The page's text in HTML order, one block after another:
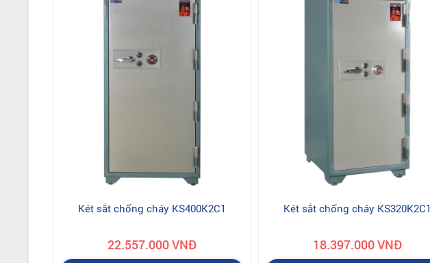
Két sắt chống cháy KS400K2C1
22.557.000 VNĐ
Két sắt chống cháy KS320K2C1
18.397.000 VNĐ